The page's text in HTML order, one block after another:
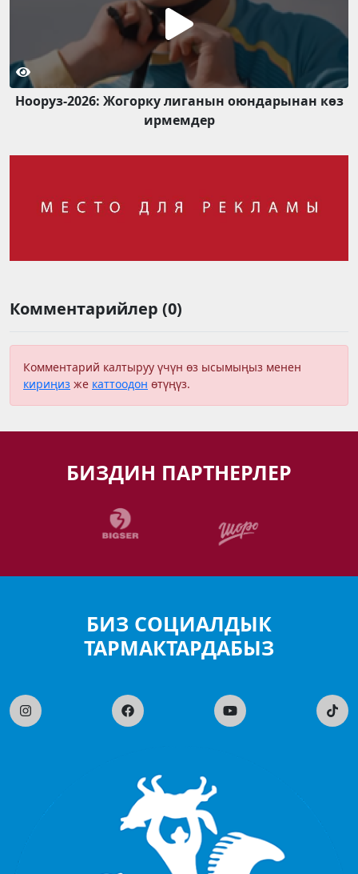
Нооруз-2026: Жогорку лиганын оюндарынан көз
ирмемдер
Комментарийлер (0)
Комментарий калтыруу үчүн өз ысымыңыз менен
кириңиз же каттоодон өтүңүз.
БИЗДИН ПАРТНЕРЛЕР
БИЗ СОЦИАЛДЫК
ТАРМАКТАРДАБЫЗ